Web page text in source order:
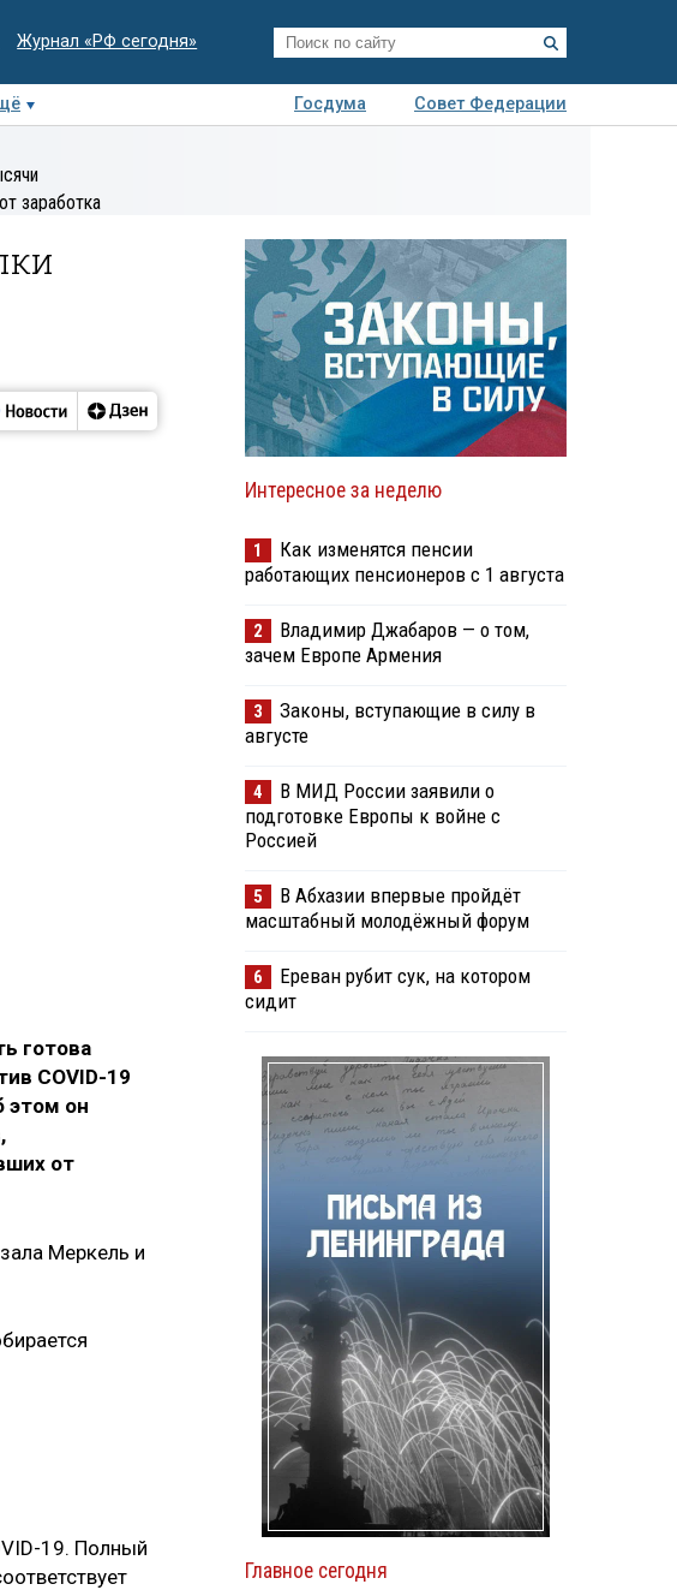
Журнал «РФ сегодня»
Госдума
Совет Федерации
заработка
готова
COVID-19
этом он
от
Меркель и
19. Полный
Интересное за неделю
1
Как изменятся пенсии
работающих пенсионеров с 1 августа
2
Владимир Джабаров — о том,
зачем Европе Армения
3
Законы, вступающие в силу в
августе
4
В МИД России заявили о
подготовке Европы к войне с
Россией
5
В Абхазии впервые пройдёт
масштабный молодёжный форум
6
Ереван рубит сук, на котором
сидит
Главное сегодня